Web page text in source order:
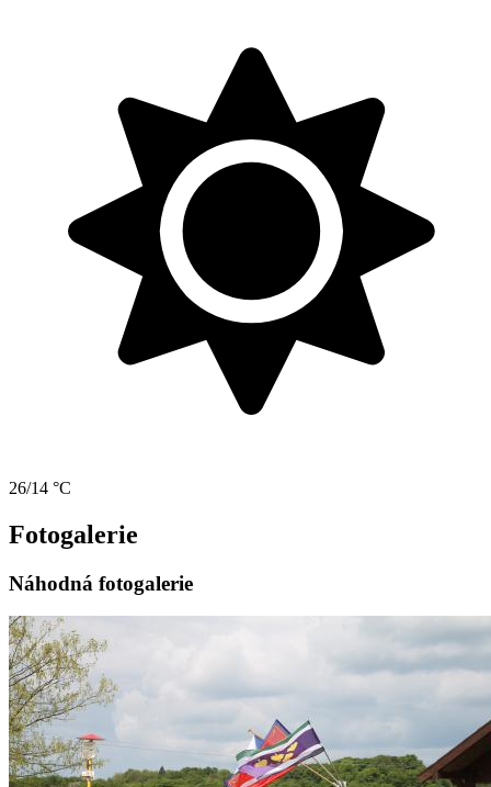
26/14 °C
Fotogalerie
Náhodná fotogalerie